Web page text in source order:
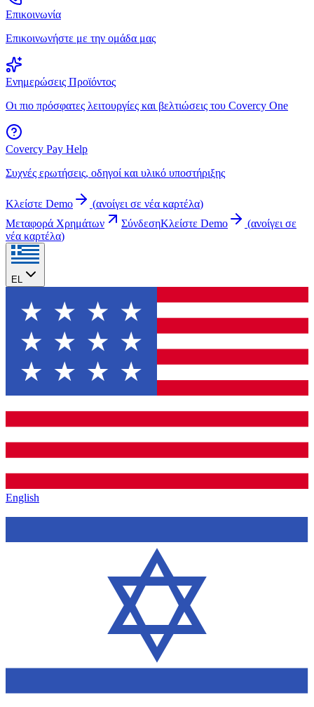
Επικοινωνία
Επικοινωνήστε με την ομάδα μας
Ενημερώσεις Προϊόντος
Οι πιο πρόσφατες λειτουργίες και βελτιώσεις του Covercy One
Covercy Pay Help
Συχνές ερωτήσεις, οδηγοί και υλικό υποστήριξης
Κλείστε Demo (ανοίγει σε νέα καρτέλα)
Μεταφορά Χρημάτων
ΣύνδεσηΚλείστε Demo (ανοίγει σε
νέα καρτέλα)
EL
English